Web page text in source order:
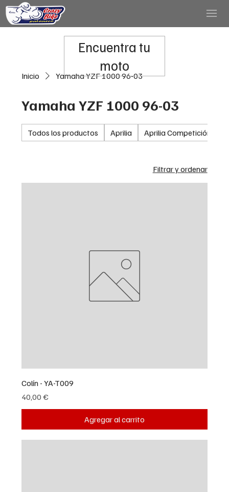
Inicio Yamaha YZF 1000 96-03
Yamaha YZF 1000 96-03
Todos los productos Aprilia Aprilia Competición
Filtrar y ordenar
Colín - YA-T009
Precio
40,00 €
Agregar al carrito
Encuentra tu
moto